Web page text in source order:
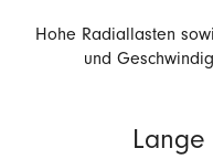
Hohe Radiallasten
und
Lange